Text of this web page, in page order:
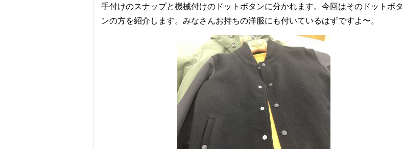
手付けのスナップと機械付けのドットボタンに分かれます。今回はそのドットボタ
ンの方を紹介します。みなさんお持ちの洋服にも付いているはずですよ〜。